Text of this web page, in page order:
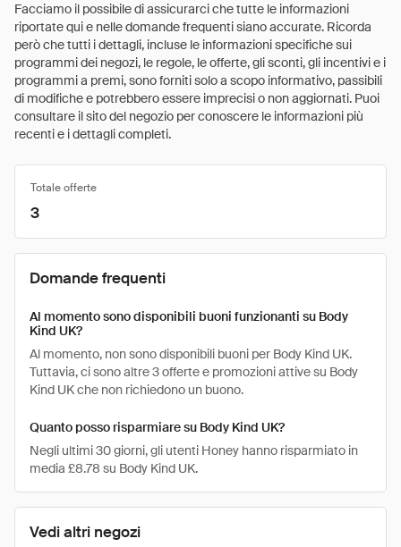
Facciamo il possibile di assicurarci che tutte le informazioni
riportate qui e nelle domande frequenti siano accurate. Ricorda
però che tutti i dettagli, incluse le informazioni specifiche sui
programmi dei negozi, le regole, le offerte, gli sconti, gli incentivi e i
programmi a premi, sono forniti solo a scopo informativo, passibili
di modifiche e potrebbero essere imprecisi o non aggiornati. Puoi
consultare il sito del negozio per conoscere le informazioni più
recenti e i dettagli completi.
Vedi altri negozi
Totale offerte
3
Domande frequenti
Al momento sono disponibili buoni funzionanti su Body
Kind UK?
Al momento, non sono disponibili buoni per Body Kind UK.
Tuttavia, ci sono altre 3 offerte e promozioni attive su Body
Kind UK che non richiedono un buono.
Quanto posso risparmiare su Body Kind UK?
Negli ultimi 30 giorni, gli utenti Honey hanno risparmiato in
media £8.78 su Body Kind UK.